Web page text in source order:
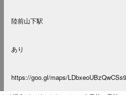
陸前山下駅
あり
https://goo.gl/maps/